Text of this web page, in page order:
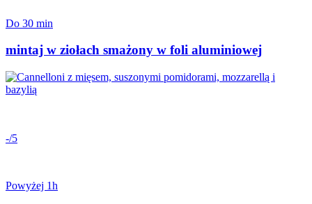
Do 30 min
mintaj w ziołach smażony w foli aluminiowej
-/5
Powyżej 1h